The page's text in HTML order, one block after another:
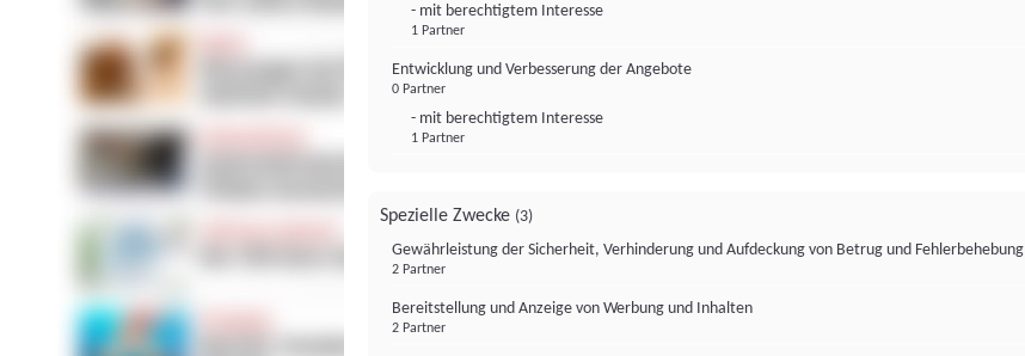
- mit berechtigtem Interesse
1 Partner
Entwicklung und Verbesserung der Angebote
0 Partner
- mit berechtigtem Interesse
1 Partner
Spezielle Zwecke (3)
Gewährleistung der Sicherheit, Verhinderung und Aufdeckung von Betrug und Fehlerbehebung
2 Partner
Bereitstellung und Anzeige von Werbung und Inhalten
2 Partner